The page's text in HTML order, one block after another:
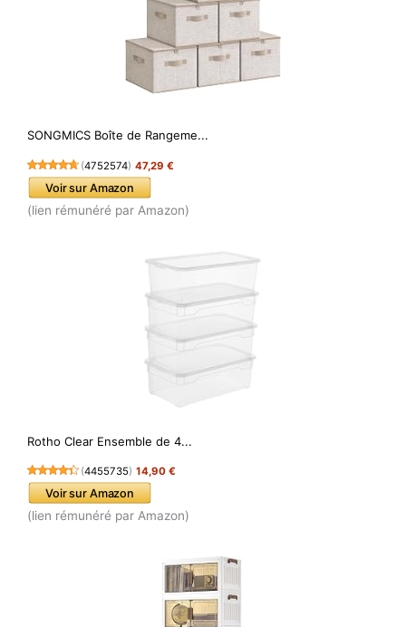
SONGMICS Boîte de Rangeme...
(4752574) 47,29 €
Voir sur Amazon
(lien rémunéré par Amazon)
Rotho Clear Ensemble de 4...
(4455735) 14,90 €
Voir sur Amazon
(lien rémunéré par Amazon)